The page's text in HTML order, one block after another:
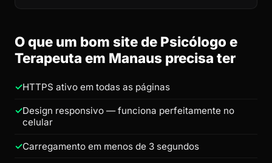
O que um bom site de Psicólogo e
Terapeuta em Manaus precisa ter
HTTPS ativo em todas as páginas
Design responsivo — funciona perfeitamente no
celular
Carregamento em menos de 3 segundos